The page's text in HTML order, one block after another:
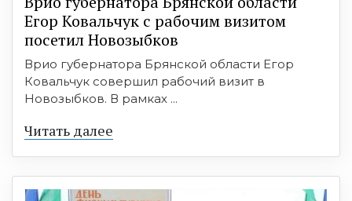
Егор Ковальчук с рабочим визитом
посетил Новозыбков
Врио губернатора Брянской области Егор
Ковальчук совершил рабочий визит в
Новозыбков. В рамках ...
Читать далее